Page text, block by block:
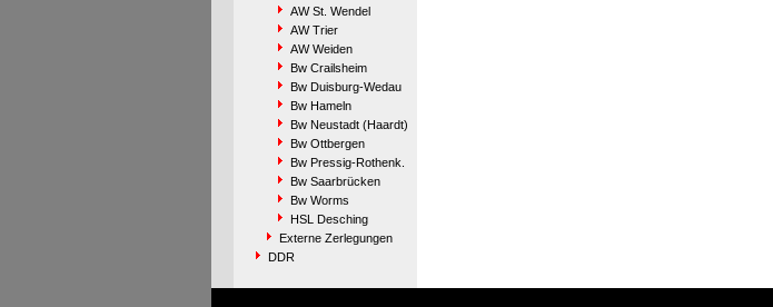
AW St. Wendel
AW Trier
AW Weiden
Bw Crailsheim
Bw Duisburg-Wedau
Bw Hameln
Bw Neustadt (Haardt)
Bw Ottbergen
Bw Pressig-Rothenk.
Bw Saarbrücken
Bw Worms
HSL Desching
Externe Zerlegungen
DDR